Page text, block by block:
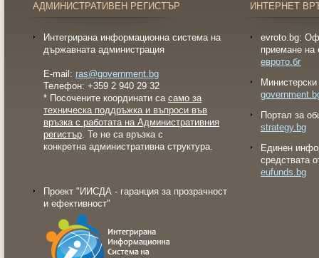
АДМИНИСТРАТИВЕН РЕГИСТЪР
Интегрирана информационна система на
държавната администрация
E-mail: ras@government.bg
Телефон: +359 2 940 29 32
* Посочените координати са само за
техническа поддръжка и въпроси във
връзка с работата на Административния
регистър. Те не са връзка с
конкретна административна структура.
Проект "ИИСДА - гаранция за прозрачност
и ефективност"
ИНТЕРНЕТ
evroto.bg:
приемане на
еврото.бг
Портал за
strategy.bg
Eдинен
средствата
eufunds.bg